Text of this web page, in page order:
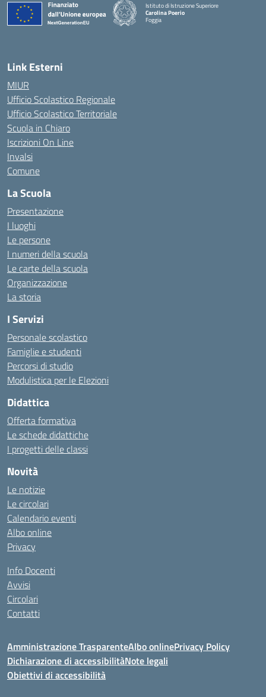
Istituto di Istruzione Superiore
Carolina Poerio
Foggia
— Visita la pagina iniziale della scuola
Link Esterni
MIUR
Ufficio Scolastico Regionale
Ufficio Scolastico Territoriale
Scuola in Chiaro
Iscrizioni On Line
Invalsi
Comune
La Scuola
Presentazione
I luoghi
Le persone
I numeri della scuola
Le carte della scuola
Organizzazione
La storia
I Servizi
Personale scolastico
Famiglie e studenti
Percorsi di studio
Modulistica per le Elezioni
Didattica
Offerta formativa
Le schede didattiche
I progetti delle classi
Novità
Le notizie
Le circolari
Calendario eventi
Albo online
Privacy
Info Docenti
Avvisi
Circolari
Contatti
Amministrazione TrasparenteAlbo onlinePrivacy Policy
Dichiarazione di accessibilitàNote legali
Obiettivi di accessibilità